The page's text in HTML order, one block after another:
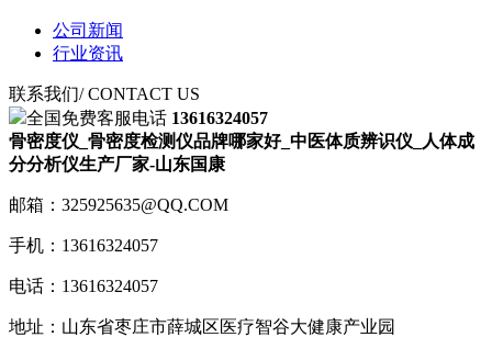
公司新闻
行业资讯
联系我们/ CONTACT US
全国免费客服电话 13616324057
骨密度仪_骨密度检测仪品牌哪家好_中医体质辨识仪_人体成
分分析仪生产厂家-山东国康
邮箱：325925635@QQ.COM
手机：13616324057
电话：13616324057
地址：山东省枣庄市薛城区医疗智谷大健康产业园